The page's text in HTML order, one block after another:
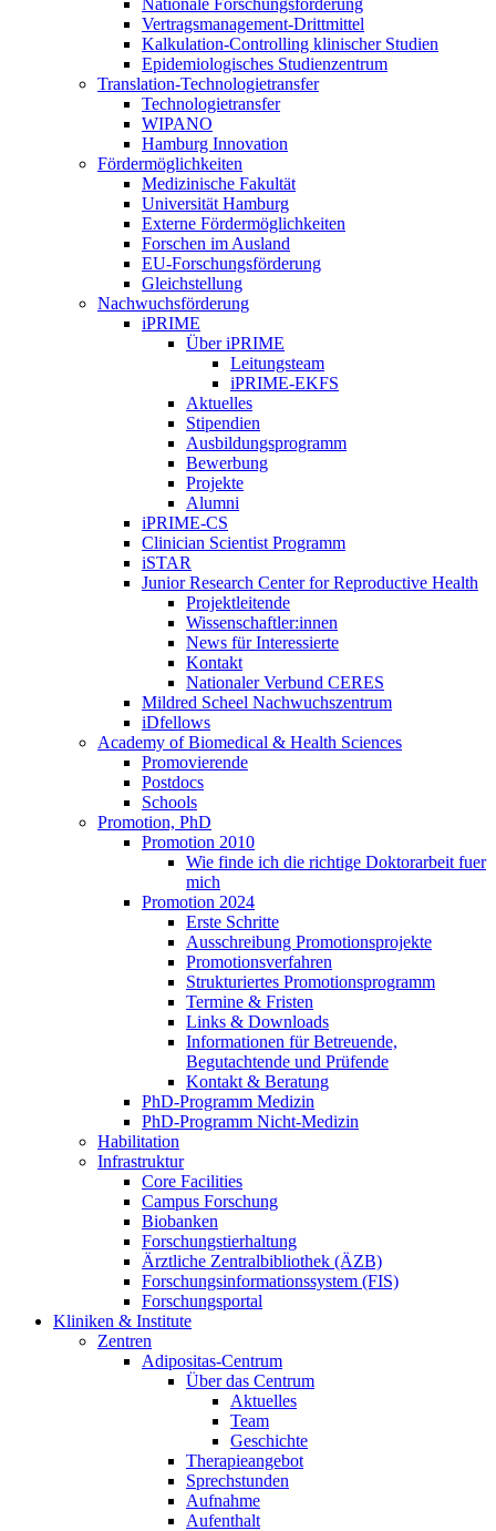
Nationale Forschungsförderung
Vertragsmanagement-Drittmittel
Kalkulation-Controlling klinischer Studien
Epidemiologisches Studienzentrum
Translation-Technologietransfer
Technologietransfer
WIPANO
Hamburg Innovation
Fördermöglichkeiten
Medizinische Fakultät
Universität Hamburg
Externe Fördermöglichkeiten
Forschen im Ausland
EU-Forschungsförderung
Gleichstellung
Nachwuchsförderung
iPRIME
Über iPRIME
Leitungsteam
iPRIME-EKFS
Aktuelles
Stipendien
Ausbildungsprogramm
Bewerbung
Projekte
Alumni
iPRIME-CS
Clinician Scientist Programm
iSTAR
Junior Research Center for Reproductive Health
Projektleitende
Wissenschaftler:innen
News für Interessierte
Kontakt
Nationaler Verbund CERES
Mildred Scheel Nachwuchszentrum
iDfellows
Academy of Biomedical & Health Sciences
Promovierende
Postdocs
Schools
Promotion, PhD
Promotion 2010
Wie finde ich die richtige Doktorarbeit fuer
mich
Promotion 2024
Erste Schritte
Ausschreibung Promotionsprojekte
Promotionsverfahren
Strukturiertes Promotionsprogramm
Termine & Fristen
Links & Downloads
Informationen für Betreuende,
Begutachtende und Prüfende
Kontakt & Beratung
PhD-Programm Medizin
PhD-Programm Nicht-Medizin
Habilitation
Infrastruktur
Core Facilities
Campus Forschung
Biobanken
Forschungstierhaltung
Ärztliche Zentralbibliothek (ÄZB)
Forschungsinformationssystem (FIS)
Forschungsportal
Kliniken & Institute
Zentren
Adipositas-Centrum
Über das Centrum
Aktuelles
Team
Geschichte
Therapieangebot
Sprechstunden
Aufnahme
Aufenthalt